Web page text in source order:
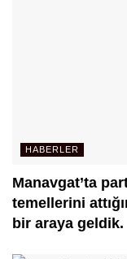
HABERLER
Manavgat’ta
temellerini
bir araya geldik.